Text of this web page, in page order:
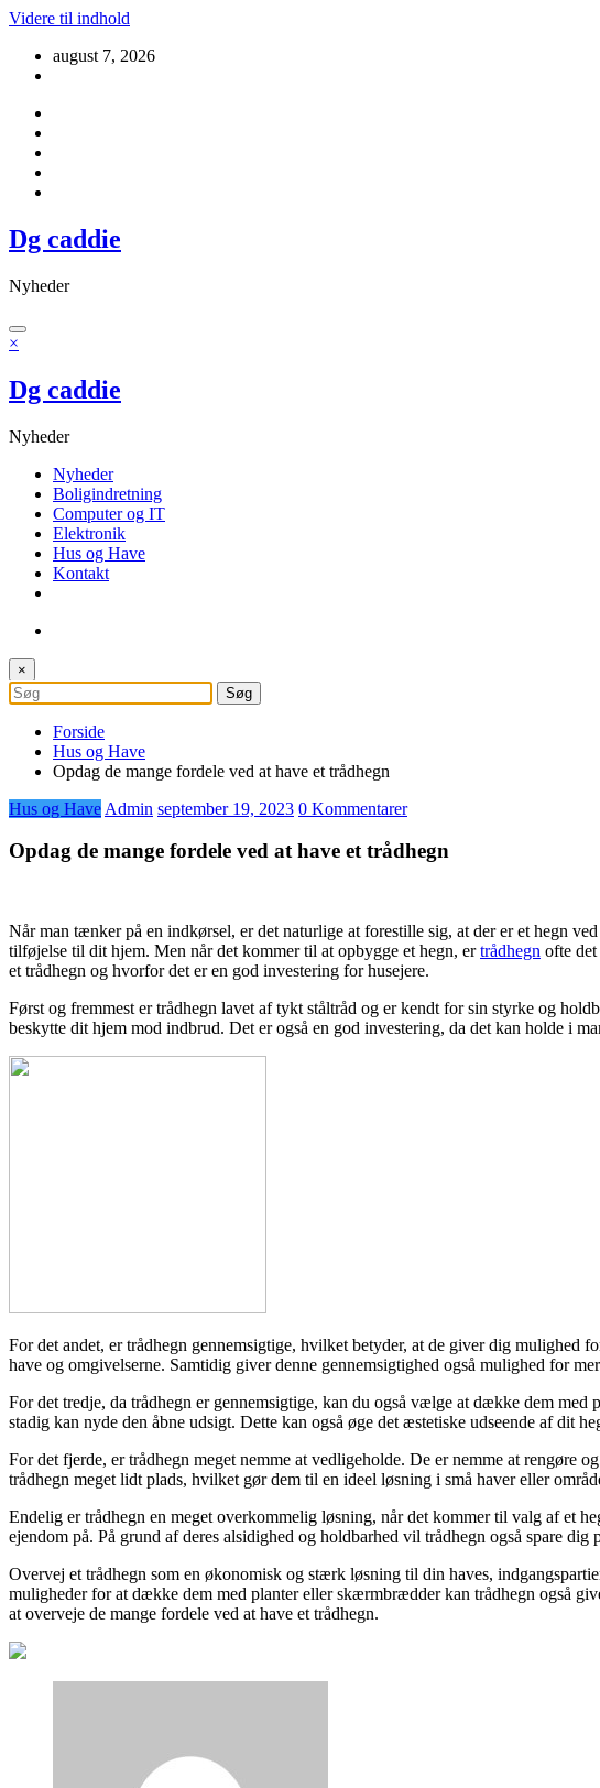
Videre til indhold
august 7, 2026
Dg caddie
Nyheder
×
Dg caddie
Nyheder
Nyheder
Boligindretning
Computer og IT
Elektronik
Hus og Have
Kontakt
×
Forside
Hus og Have
Opdag de mange fordele ved at have et trådhegn
Hus og Have Admin september 19, 2023 0 Kommentarer
Opdag de mange fordele ved at have et trådhegn
Når man tænker på en indkørsel, er det naturlige at forestille sig, at der er et hegn
tilføjelse til dit hjem. Men når det kommer til at opbygge et hegn, ertrådhegn ofte
et trådhegn og hvorfor det er en god investering for husejere.
Først og fremmest er trådhegn lavet af tykt ståltråd og er kendt for sin styrke og
beskytte dit hjem mod indbrud. Det er også en god investering, da det kan holde i
For det andet, er trådhegn gennemsigtige, hvilket betyder, at de giver dig
have og omgivelserne. Samtidig giver denne gennemsigtighed også mulighed for
For det tredje, da trådhegn er gennemsigtige, kan du også vælge at dække dem
stadig kan nyde den åbne udsigt. Dette kan også øge det æstetiske udseende af dit
For det fjerde, er trådhegn meget nemme at vedligeholde. De er nemme at
trådhegn meget lidt plads, hvilket gør dem til en ideel løsning i små haver eller
Endelig er trådhegn en meget overkommelig løsning, når det kommer til valg af et
ejendom på. På grund af deres alsidighed og holdbarhed vil trådhegn også spare
Overvej et trådhegn som en økonomisk og stærk løsning til din haves,
muligheder for at dække dem med planter eller skærmbrædder kan trådhegn også
at overveje de mange fordele ved at have et trådhegn.